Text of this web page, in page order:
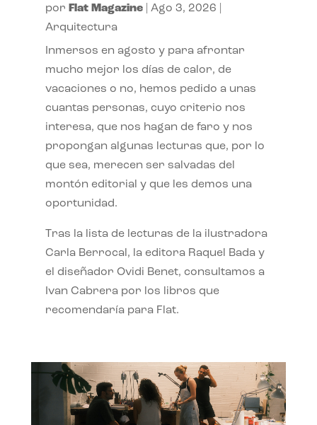
por Flat Magazine| Ago 3, 2026
Arquitectura
Inmersos en agosto y para afrontar
mucho mejor los días de calor, de
vacaciones o no, hemos pedido a unas
cuantas personas, cuyo criterio nos
interesa, que nos hagan de faro y nos
propongan algunas lecturas que, por lo
que sea, merecen ser salvadas del
montón editorial y que les demos una
oportunidad.
Tras la lista de lecturas de la ilustradora
Carla Berrocal, la editora Raquel Bada y
el diseñador Ovidi Benet, consultamos a
Ivan Cabrera por los libros que
recomendaría para Flat.